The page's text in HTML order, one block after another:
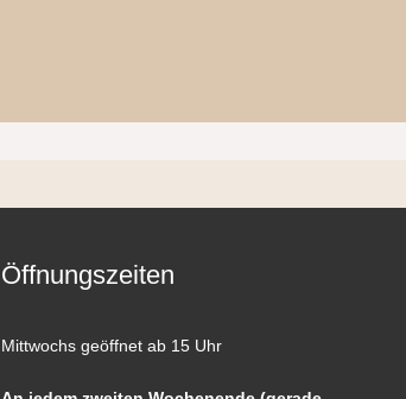
Öffnungszeiten
Mittwochs geöffnet ab 15 Uhr